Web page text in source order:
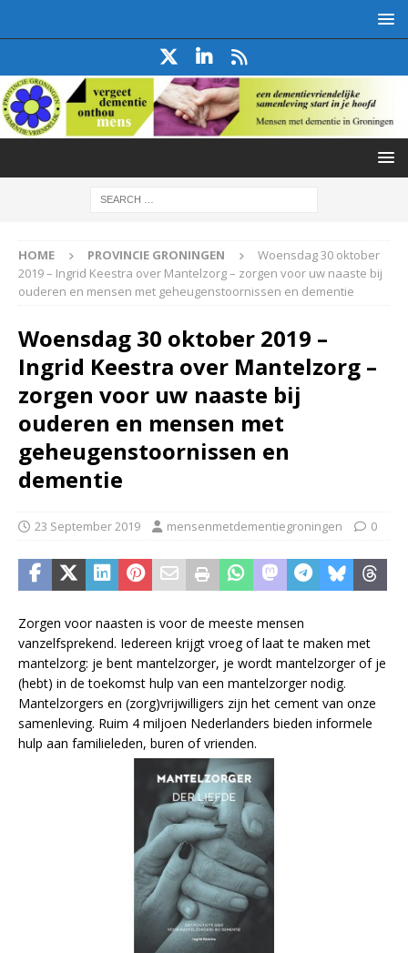
HOME PROVINCIE GRONINGEN
Woensdag 30 oktober
2019 – Ingrid Keestra over Mantelzorg – zorgen voor uw naaste bij
ouderen en mensen met geheugenstoornissen en dementie
Woensdag 30 oktober 2019 –
Ingrid Keestra over Mantelzorg –
zorgen voor uw naaste bij
ouderen en mensen met
geheugenstoornissen en
dementie
23 September 2019 mensenmetdementiegroningen 0
Zorgen voor naasten is voor de meeste mensen
vanzelfsprekend. Iedereen krijgt vroeg of laat te maken met
mantelzorg: je bent mantelzorger, je wordt mantelzorger of je
(hebt) in de toekomst hulp van een mantelzorger nodig.
Mantelzorgers en (zorg)vrijwilligers zijn het cement van onze
samenleving. Ruim 4 miljoen Nederlanders bieden informele
hulp aan familieleden, buren of vrienden.